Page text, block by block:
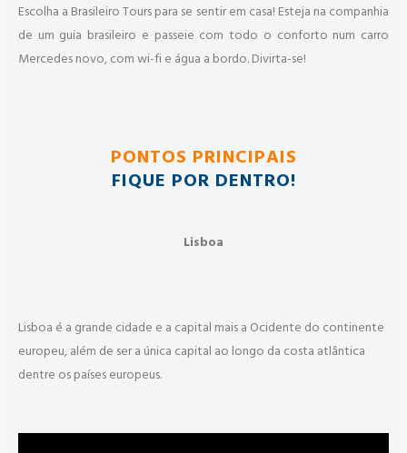
Escolha a Brasileiro Tours para se sentir em casa! Esteja na companhia
de um guia brasileiro e passeie com todo o conforto num carro
Mercedes novo, com wi-fi e água a bordo. Divirta-se!
PONTOS PRINCIPAIS
FIQUE POR DENTRO!
Lisboa
Lisboa é a grande cidade e a capital mais a Ocidente do continente
europeu, além de ser a única capital ao longo da costa atlântica
dentre os países europeus.